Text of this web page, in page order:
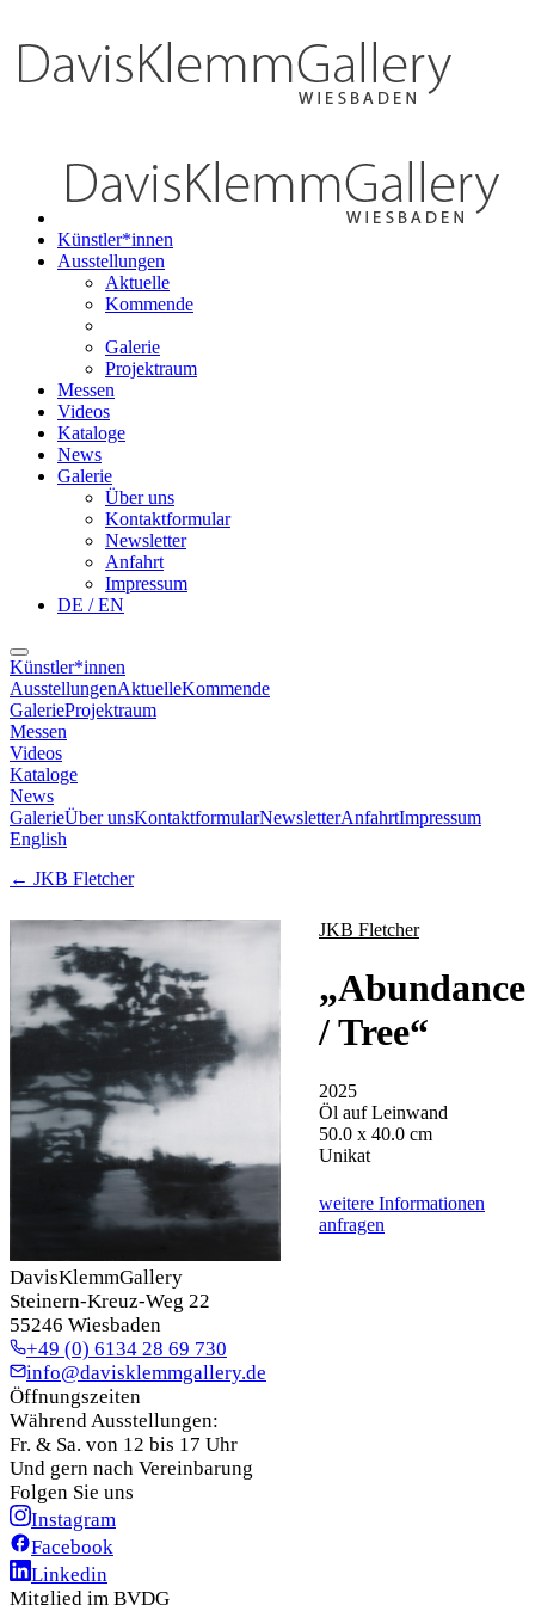
Künstler*innen
Ausstellungen
Aktuelle
Kommende
Galerie
Projektraum
Messen
Videos
Kataloge
News
Galerie
Über uns
Kontaktformular
Newsletter
Anfahrt
Impressum
DE / EN
Künstler*innen
AusstellungenAktuelleKommende
GalerieProjektraum
Messen
Videos
Kataloge
News
GalerieÜber unsKontaktformularNewsletterAnfahrtImpressum
English
← JKB Fletcher
JKB Fletcher
„Abundance
/ Tree“
2025
Öl auf Leinwand
50.0 x 40.0 cm
Unikat
weitere Informationen
anfragen
DavisKlemmGallery
Steinern-Kreuz-Weg 22
55246 Wiesbaden
+49 (0) 6134 28 69 730
info@davisklemmgallery.de
Öffnungszeiten
Während Ausstellungen:
Fr. & Sa. von 12 bis 17 Uhr
Und gern nach Vereinbarung
Folgen Sie uns
Instagram
Facebook
Linkedin
Mitglied im BVDG